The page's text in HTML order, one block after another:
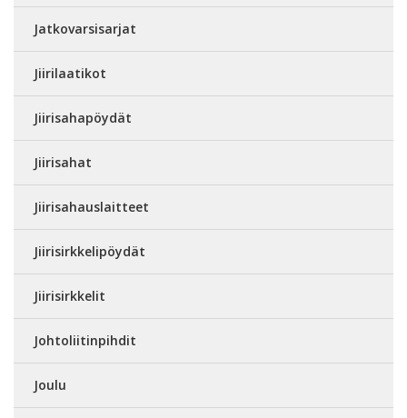
Jatkovarsisarjat
Jiirilaatikot
Jiirisahapöydät
Jiirisahat
Jiirisahauslaitteet
Jiirisirkkelipöydät
Jiirisirkkelit
Johtoliitinpihdit
Joulu